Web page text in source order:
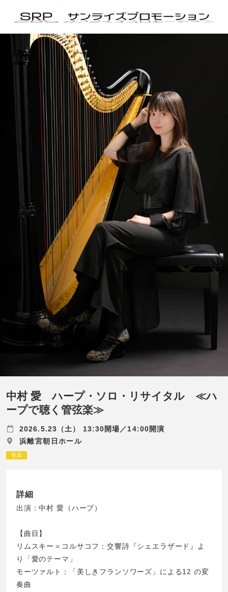
中村 愛 ハープ・ソロ・リサイタル ≪ハ
ープで聴く管弦楽≫
2026.5.23（土） 13:30開場／14:00開演
浜離宮朝日ホール
音楽
詳細
出演：中村 愛（ハープ）
【曲目】
リムスキー＝コルサコフ：交響詩『シェエラザード』よ
り「愛のテーマ」
モーツァルト：「美しきフランソワーズ」による12 の変
奏曲